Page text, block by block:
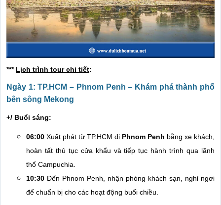
*** Lịch trình tour chi tiết:
Ngày 1: TP.HCM – Phnom Penh – Khám phá thành phố
bên sông Mekong
+/ Buổi sáng:
06:00 Xuất phát từ TP.HCM đi Phnom Penh bằng xe khách,
hoàn tất thủ tục cửa khẩu và tiếp tục hành trình qua lãnh
thổ Campuchia.
10:30 Đến Phnom Penh, nhận phòng khách sạn, nghỉ ngơi
để chuẩn bị cho các hoạt động buổi chiều.